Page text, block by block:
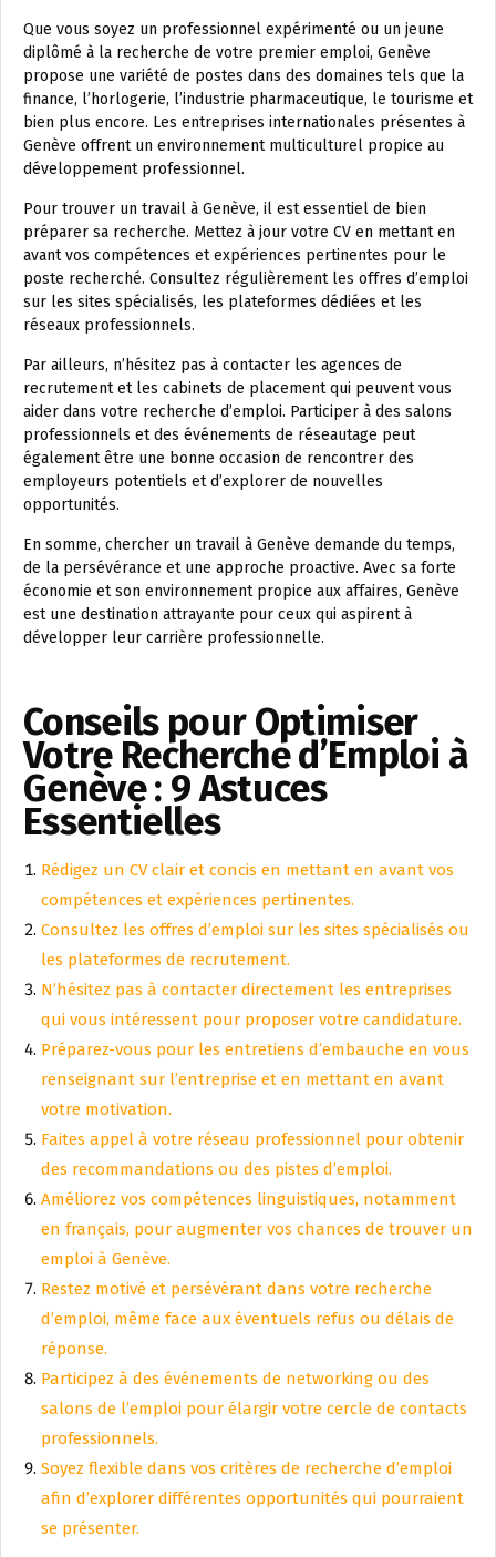
Que vous soyez un professionnel expérimenté ou un jeune
diplômé à la recherche de votre premier emploi, Genève
propose une variété de postes dans des domaines tels que la
finance, l’horlogerie, l’industrie pharmaceutique, le tourisme et
bien plus encore. Les entreprises internationales présentes à
Genève offrent un environnement multiculturel propice au
développement professionnel.
Pour trouver un travail à Genève, il est essentiel de bien
préparer sa recherche. Mettez à jour votre CV en mettant en
avant vos compétences et expériences pertinentes pour le
poste recherché. Consultez régulièrement les offres d’emploi
sur les sites spécialisés, les plateformes dédiées et les
réseaux professionnels.
Par ailleurs, n’hésitez pas à contacter les agences de
recrutement et les cabinets de placement qui peuvent vous
aider dans votre recherche d’emploi. Participer à des salons
professionnels et des événements de réseautage peut
également être une bonne occasion de rencontrer des
employeurs potentiels et d’explorer de nouvelles
opportunités.
En somme, chercher un travail à Genève demande du temps,
de la persévérance et une approche proactive. Avec sa forte
économie et son environnement propice aux affaires, Genève
est une destination attrayante pour ceux qui aspirent à
développer leur carrière professionnelle.
Conseils pour Optimiser
Votre Recherche d’Emploi à
Genève : 9 Astuces
Essentielles
Rédigez un CV clair et concis en mettant en avant vos
compétences et expériences pertinentes.
Consultez les offres d’emploi sur les sites spécialisés ou
les plateformes de recrutement.
N’hésitez pas à contacter directement les entreprises
qui vous intéressent pour proposer votre candidature.
Préparez-vous pour les entretiens d’embauche en vous
renseignant sur l’entreprise et en mettant en avant
votre motivation.
Faites appel à votre réseau professionnel pour obtenir
des recommandations ou des pistes d’emploi.
Améliorez vos compétences linguistiques, notamment
en français, pour augmenter vos chances de trouver un
emploi à Genève.
Restez motivé et persévérant dans votre recherche
d’emploi, même face aux éventuels refus ou délais de
réponse.
Participez à des événements de networking ou des
salons de l’emploi pour élargir votre cercle de contacts
professionnels.
Soyez flexible dans vos critères de recherche d’emploi
afin d’explorer différentes opportunités qui pourraient
se présenter.